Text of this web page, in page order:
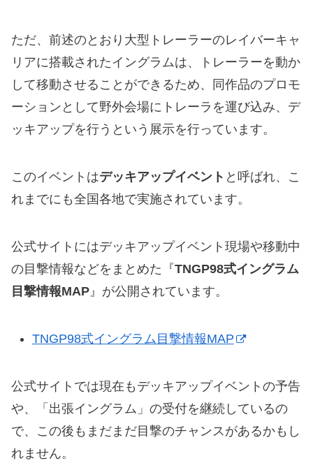
ただ、前述のとおり大型トレーラーのレイバーキャ
リアに搭載されたイングラムは、トレーラーを動か
して移動させることができるため、同作品のプロモ
ーションとして野外会場にトレーラを運び込み、デ
ッキアップを行うという展示を行っています。
このイベントはデッキアップイベント と呼ばれ、こ
れまでにも全国各地で実施されています。
公式サイトにはデッキアップイベント現場や移動中
の目撃情報などをまとめた『TNGP98式イングラム
目撃情報MAP 』が公開されています。
TNGP98式イングラム目撃情報MAP
公式サイトでは現在もデッキアップイベントの予告
や、「出張イングラム」の受付を継続しているの
で、この後もまだまだ目撃のチャンスがあるかもし
れません。